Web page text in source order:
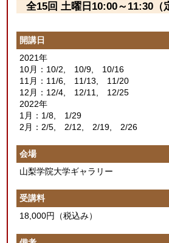
全15回 土曜日10:00～11:30（
開講日
2021年
10月：10/2, 10/9, 10/16
11月：11/6, 11/13, 11/20
12月：12/4, 12/11, 12/25
2022年
1月：1/8, 1/29
2月：2/5, 2/12, 2/19, 2/26
会場
山梨学院大学ギャラリー
受講料
18,000円（税込み）